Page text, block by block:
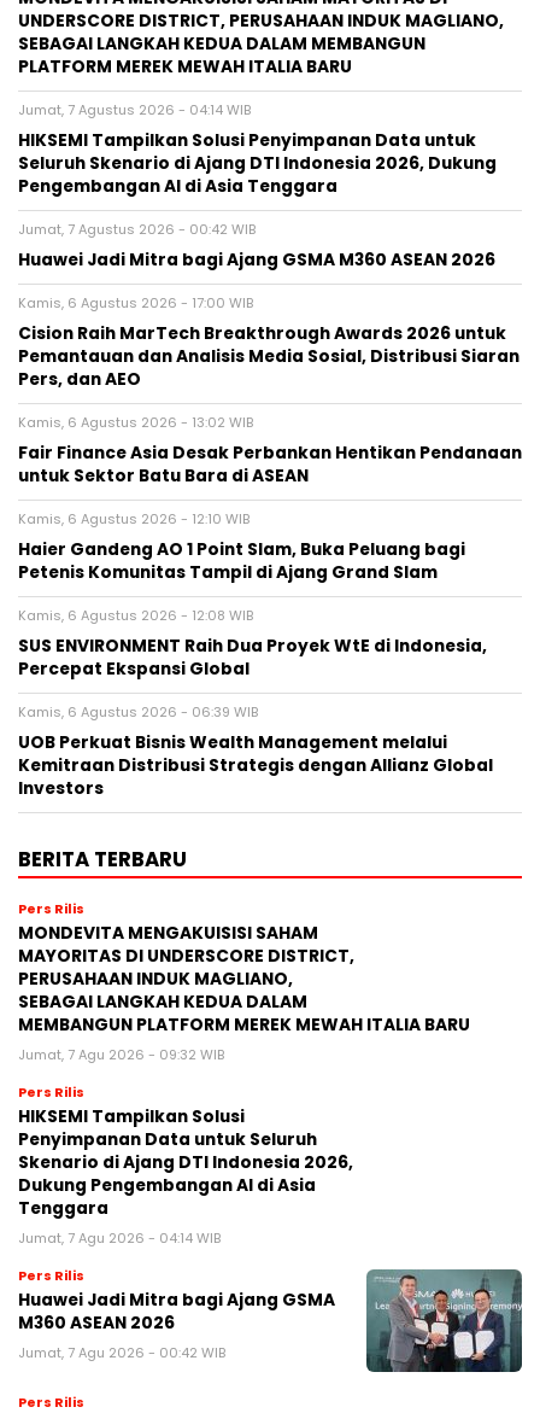
UNDERSCORE DISTRICT, PERUSAHAAN INDUK MAGLIANO,
SEBAGAI LANGKAH KEDUA DALAM MEMBANGUN
PLATFORM MEREK MEWAH ITALIA BARU
Jumat, 7 Agustus 2026 - 04:14 WIB
HIKSEMI Tampilkan Solusi Penyimpanan Data untuk
Seluruh Skenario di Ajang DTI Indonesia 2026, Dukung
Pengembangan AI di Asia Tenggara
Jumat, 7 Agustus 2026 - 00:42 WIB
Huawei Jadi Mitra bagi Ajang GSMA M360 ASEAN 2026
Kamis, 6 Agustus 2026 - 17:00 WIB
Cision Raih MarTech Breakthrough Awards 2026 untuk
Pemantauan dan Analisis Media Sosial, Distribusi Siaran
Pers, dan AEO
Kamis, 6 Agustus 2026 - 13:02 WIB
Fair Finance Asia Desak Perbankan Hentikan Pendanaan
untuk Sektor Batu Bara di ASEAN
Kamis, 6 Agustus 2026 - 12:10 WIB
Haier Gandeng AO 1 Point Slam, Buka Peluang bagi
Petenis Komunitas Tampil di Ajang Grand Slam
Kamis, 6 Agustus 2026 - 12:08 WIB
SUS ENVIRONMENT Raih Dua Proyek WtE di Indonesia,
Percepat Ekspansi Global
Kamis, 6 Agustus 2026 - 06:39 WIB
UOB Perkuat Bisnis Wealth Management melalui
Kemitraan Distribusi Strategis dengan Allianz Global
Investors
BERITA TERBARU
Pers Rilis
MONDEVITA MENGAKUISISI SAHAM
MAYORITAS DI UNDERSCORE DISTRICT,
PERUSAHAAN INDUK MAGLIANO,
SEBAGAI LANGKAH KEDUA DALAM
MEMBANGUN PLATFORM MEREK MEWAH ITALIA BARU
Jumat, 7 Agu 2026 - 09:32 WIB
Pers Rilis
HIKSEMI Tampilkan Solusi
Penyimpanan Data untuk Seluruh
Skenario di Ajang DTI Indonesia 2026,
Dukung Pengembangan AI di Asia
Tenggara
Jumat, 7 Agu 2026 - 04:14 WIB
Pers Rilis
Huawei Jadi Mitra bagi Ajang GSMA
M360 ASEAN 2026
Jumat, 7 Agu 2026 - 00:42 WIB
Pers Rilis